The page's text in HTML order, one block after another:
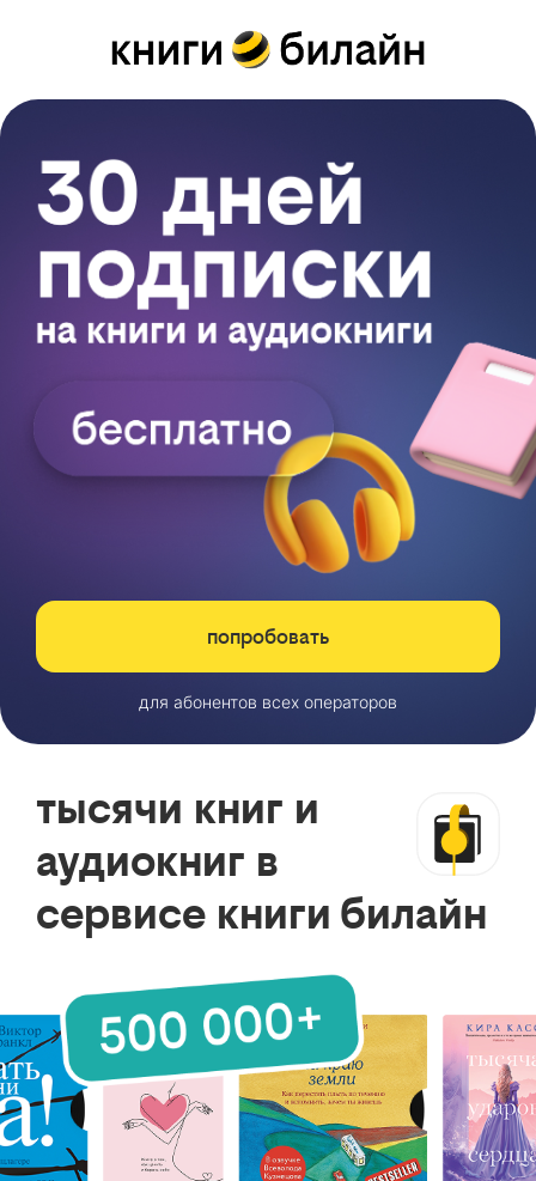
попробовать
для абонентов всех операторов
тысячи книг и
аудиокниг в
сервисе книги билайн